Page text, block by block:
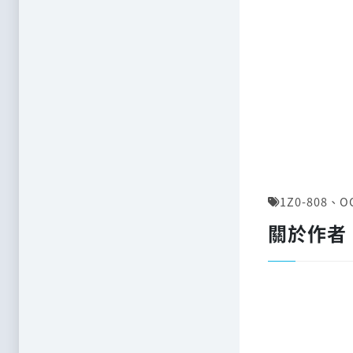
1Z0-808 、
關於作者